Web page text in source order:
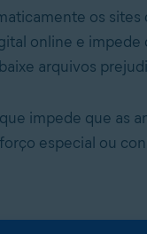
os sites
online e impede
arquivos
impede que as
especial ou